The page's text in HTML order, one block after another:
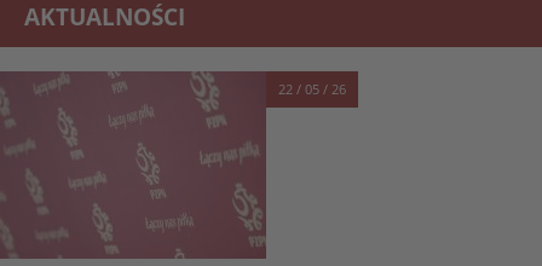
AKTUALNOŚCI
22 / 05 / 26